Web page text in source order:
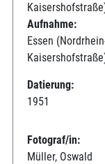
Aufnahme:
Essen
Datierung:
1951
Fotograf/in:
Müller, Oswald